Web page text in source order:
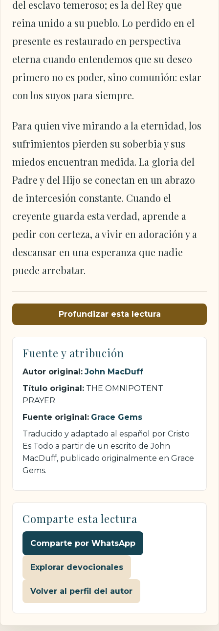
del esclavo temeroso; es la del Rey que
reina unido a su pueblo. Lo perdido en el
presente es restaurado en perspectiva
eterna cuando entendemos que su deseo
primero no es poder, sino comunión: estar
con los suyos para siempre.
Para quien vive mirando a la eternidad, los
sufrimientos pierden su soberbia y sus
miedos encuentran medida. La gloria del
Padre y del Hijo se conectan en un abrazo
de intercesión constante. Cuando el
creyente guarda esta verdad, aprende a
pedir con certeza, a vivir en adoración y a
descansar en una esperanza que nadie
puede arrebatar.
Profundizar esta lectura
Fuente y atribución
Autor original: John MacDuff
Título original: THE OMNIPOTENT
PRAYER
Fuente original: Grace Gems
Traducido y adaptado al español por Cristo
Es Todo a partir de un escrito de John
MacDuff, publicado originalmente en Grace
Gems.
Comparte esta lectura
Comparte por WhatsApp
Explorar devocionales
Volver al perfil del autor